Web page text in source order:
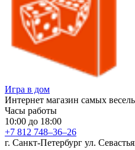
Игра в дом
Интернет магазин самых
Часы работы
10:00 до 18:00
+7 812 748–36–26
г. Санкт-Петербург ул.